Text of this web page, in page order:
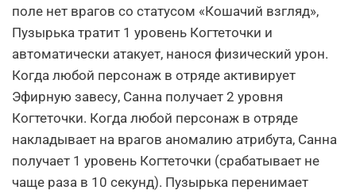
поле нет врагов со статусом «Кошачий взгляд»,
Пузырька тратит 1 уровень Когтеточки и
автоматически атакует, нанося физический урон.
Когда любой персонаж в отряде активирует
Эфирную завесу, Санна получает 2 уровня
Когтеточки. Когда любой персонаж в отряде
накладывает на врагов аномалию атрибута, Санна
получает 1 уровень Когтеточки (срабатывает не
чаще раза в 10 секунд). Пузырька перенимает